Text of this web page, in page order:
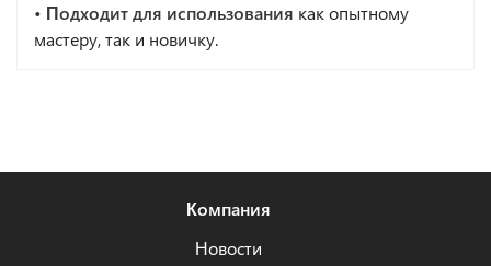
• Подходит для использования как опытному
мастеру, так и новичку.
Компания
Новости